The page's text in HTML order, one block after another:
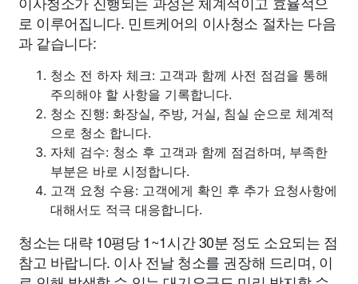
로 이루어집니다. 민트케어의 이사청소 절차는 다음
과 같습니다:
청소 전 하자 체크: 고객과 함께 사전 점검을 통해
주의해야 할 사항을 기록합니다.
청소 진행: 화장실, 주방, 거실, 침실 순으로 체계적
으로 청소 합니다.
자체 검수: 청소 후 고객과 함께 점검하며, 부족한
부분은 바로 시정합니다.
고객 요청 수용: 고객에게 확인 후 추가 요청사항에
대해서도 적극 대응합니다.
청소는 대략 10평당 1~1시간 30분 정도 소요되는 점
참고 바랍니다. 이사 전날 청소를 권장해 드리며, 이